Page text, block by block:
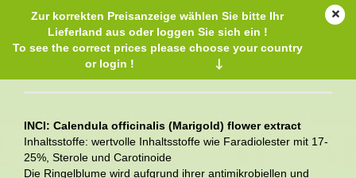
Zur korrekten Preisanzeige wählen Sie bitte Ihr
Lieferland aus oder loggen Sie sich ein !
To see the correct prices please choose your country
or login !
↓
Calendula Extrakt CO2 BIO
INCI: Calendula officinalis (Marigold) flower extract
Inhaltsstoffe: wertvolle Inhaltsstoffe wie Faradiolester mit 17-
25%, Sterole und Carotinoide
Die Ringelblume wird aufgrund ihrer antimikrobiellen und